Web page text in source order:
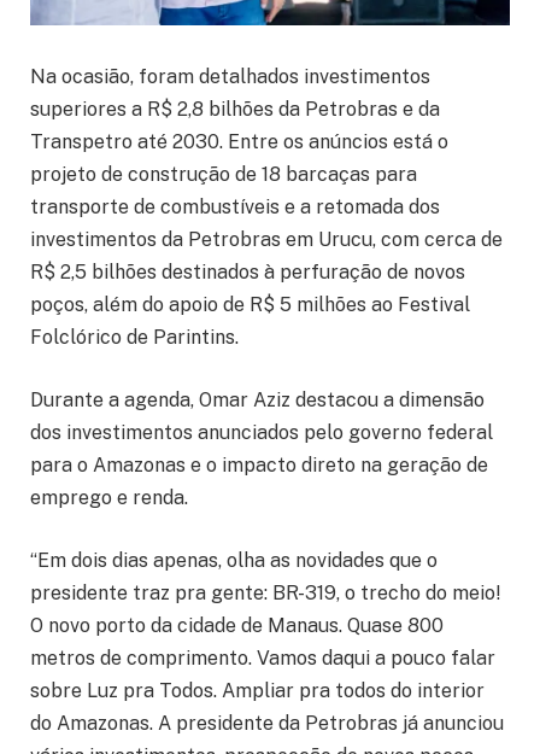
Na ocasião, foram detalhados investimentos
superiores a R$ 2,8 bilhões da Petrobras e da
Transpetro até 2030. Entre os anúncios está o
projeto de construção de 18 barcaças para
transporte de combustíveis e a retomada dos
investimentos da Petrobras em Urucu, com cerca de
R$ 2,5 bilhões destinados à perfuração de novos
poços, além do apoio de R$ 5 milhões ao Festival
Folclórico de Parintins.
Durante a agenda, Omar Aziz destacou a dimensão
dos investimentos anunciados pelo governo federal
para o Amazonas e o impacto direto na geração de
emprego e renda.
“Em dois dias apenas, olha as novidades que o
presidente traz pra gente: BR-319, o trecho do meio!
O novo porto da cidade de Manaus. Quase 800
metros de comprimento. Vamos daqui a pouco falar
sobre Luz pra Todos. Ampliar pra todos do interior
do Amazonas. A presidente da Petrobras já anunciou